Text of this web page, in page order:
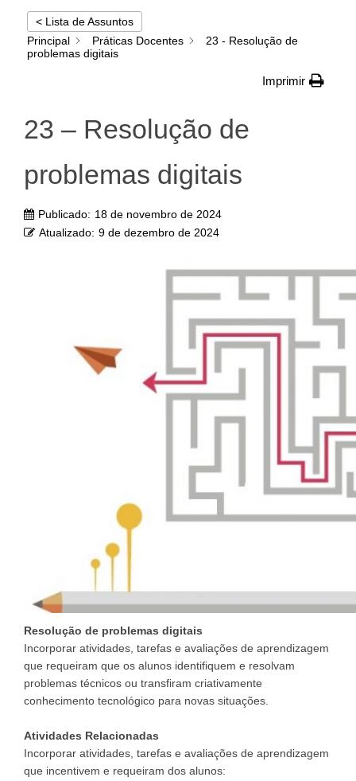
< Lista de Assuntos
Principal
Práticas Docentes
23 - Resolução de
problemas digitais
Imprimir
23 – Resolução de
problemas digitais
Publicado: 18 de novembro de 2024
Atualizado: 9 de dezembro de 2024
Resolução de problemas digitais
Incorporar atividades, tarefas e avaliações de aprendizagem
que requeiram que os alunos identifiquem e resolvam
problemas técnicos ou transfiram criativamente
conhecimento tecnológico para novas situações.
Atividades Relacionadas
Incorporar atividades, tarefas e avaliações de aprendizagem
que incentivem e requeiram dos alunos: